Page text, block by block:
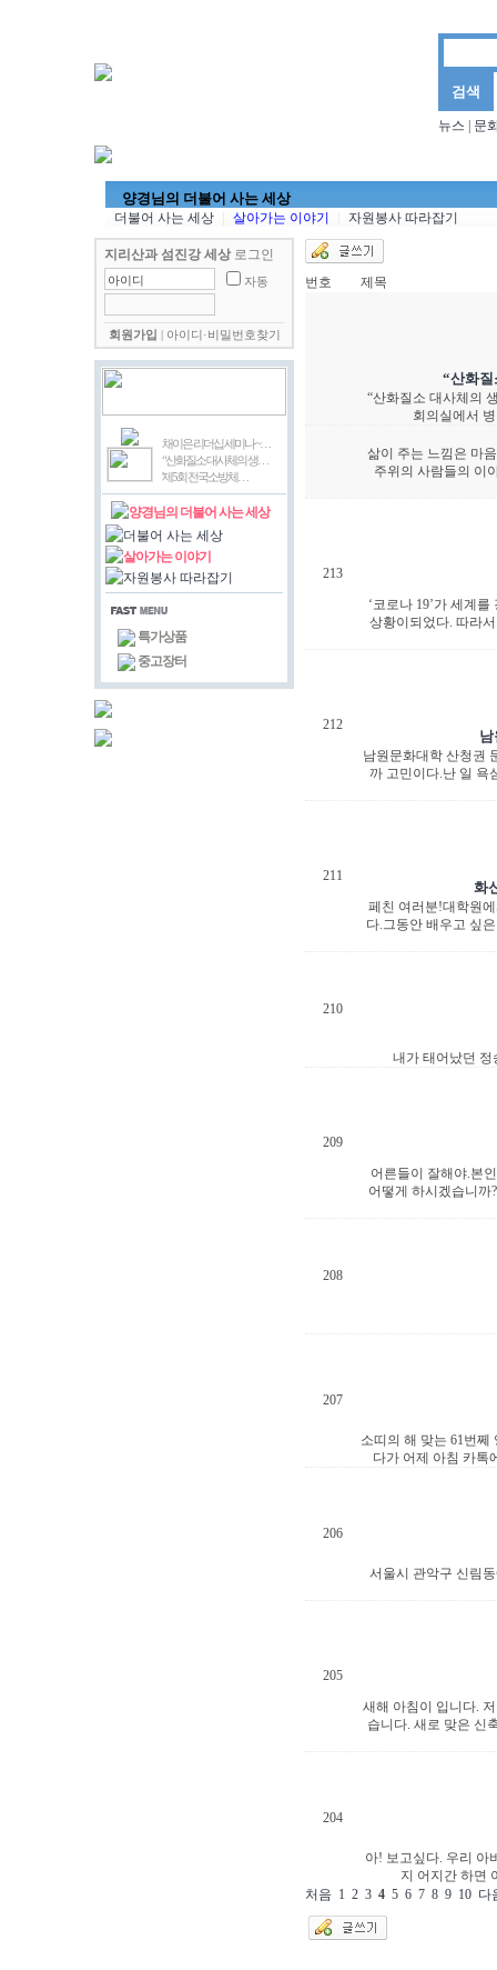
뉴스 문
양경님의 더불어 사는 세상
더불어 사는 세상 살아가는 이야기 자원봉사 따라잡기
지리산과 섬진강 세상로그인
자동
회원가입 아이디·비밀번호찾기
채이은 리더십 세미나 ~…
“산화질소 대사체의 생…
'제5회 전국소방체…
양경님의 더불어 사는 세상
더불어 사는 세상
살아가는 이야기
자원봉사 따라잡기
특가상품
중고장터
번호 제목
“산화
“산화질소 대사체의
회의실에서
삶이 주는 느낌은 마
주위의 사람들의 이
213
‘코로나 19’가 세계
상황이되었다. 따라
212
남원문화대학 산청권
까 고민이다.난 일 욕
211
화
페친 여러분!대학원
다.그동안 배우고 싶
210
내가 태어났던 정
209
어른들이 잘해야.본
어떻게 하시겠습니까
208
207
소띠의 해 맞는 61번
다가 어제 아침 카톡
206
서울시 관악구 신림
205
새해 아침이 입니다.
습니다. 새로 맞은 신
204
아! 보고싶다. 우리 아
지 어지간 하면
처음 1 2 3 4 5 6 7 8 9 10 다